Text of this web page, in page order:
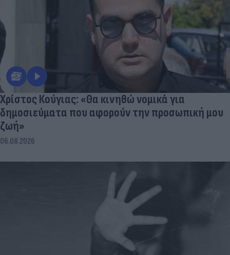
Χρίστος Κούγιας: «Θα κινηθώ νομικά για
δημοσιεύματα που αφορούν την προσωπική μου
ζωή»
06.08.2026